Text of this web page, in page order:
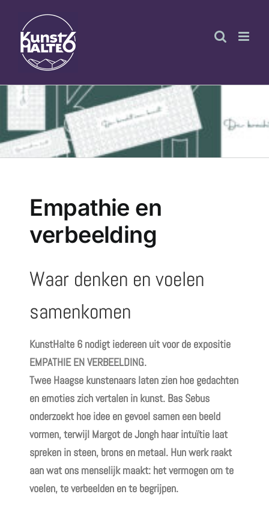
inhoud
Empathie en
verbeelding
Waar denken en voelen
samenkomen
KunstHalte 6 nodigt iedereen uit voor de expositie
EMPATHIE EN VERBEELDING.
Twee Haagse kunstenaars laten zien hoe gedachten
en emoties zich vertalen in kunst. Bas Sebus
onderzoekt hoe idee en gevoel samen een beeld
vormen, terwijl Margot de Jongh haar intuïtie laat
spreken in steen, brons en metaal. Hun werk raakt
aan wat ons menselijk maakt: het vermogen om te
voelen, te verbeelden en te begrijpen.